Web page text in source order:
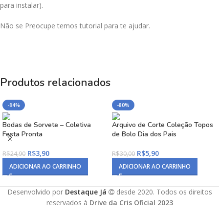
para instalar).
Não se Preocupe temos tutorial para te ajudar.
Produtos relacionados
-84%
Bodas de Sorvete – Coletiva
Festa Pronta
R$24,90 R$3,90
ADICIONAR AO CARRINHO
-80%
Arquivo de Corte Coleção Topos
de Bolo Dia dos Pais
R$30,00 R$5,90
ADICIONAR AO CARRINHO
Desenvolvido por Destaque Já
desde 2020. Todos os direitos
reservados à Drive da Cris Oficial 2023